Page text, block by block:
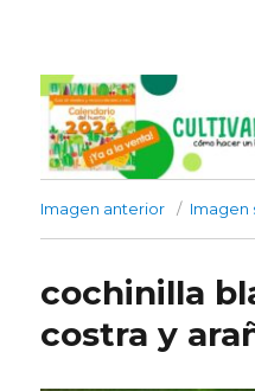
Imagen anterior Imagen
cochinilla
costra y